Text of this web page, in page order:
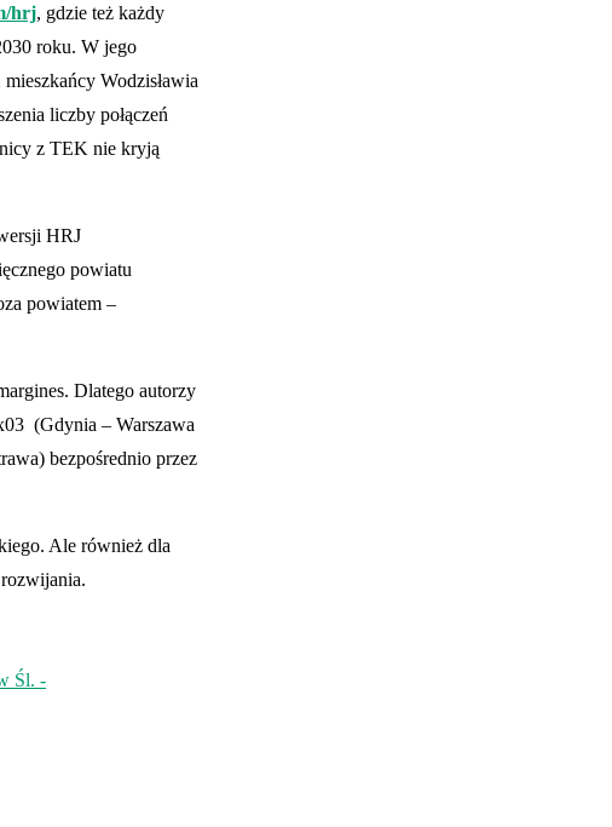
hrj, gdzie też każdy
roku. W jego
Wodzisławia
liczby połączeń
z TEK nie kryją
HRJ
powiatu
powiatem –
Dlatego autorzy
(Gdynia – Warszawa
bezpośrednio przez
Ale również dla
Śl. -